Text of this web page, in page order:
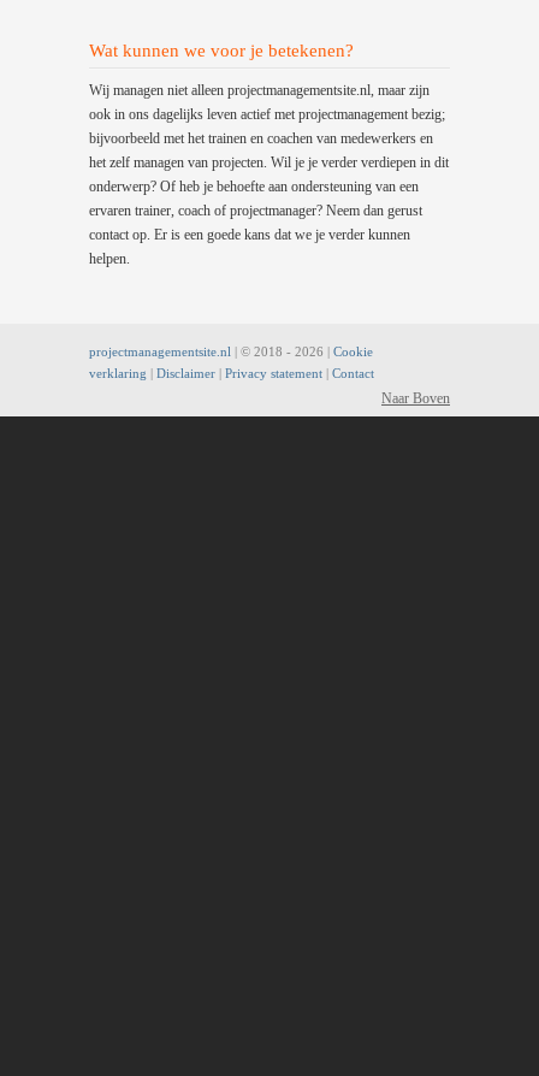
Wat kunnen we voor je betekenen?
Wij managen niet alleen projectmanagementsite.nl, maar zijn
ook in ons dagelijks leven actief met projectmanagement bezig;
bijvoorbeeld met het trainen en coachen van medewerkers en
het zelf managen van projecten. Wil je je verder verdiepen in dit
onderwerp? Of heb je behoefte aan ondersteuning van een
ervaren trainer, coach of projectmanager? Neem dan gerust
contact op. Er is een goede kans dat we je verder kunnen
helpen.
projectmanagementsite.nl | © 2018 - 2026 | Cookie
verklaring | Disclaimer | Privacy statement | Contact
Naar Boven